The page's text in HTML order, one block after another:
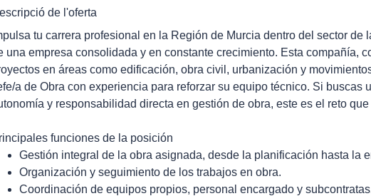
de l'oferta
tu carrera profesional en la Región de Murcia dentro del sector de
una empresa consolidada y en constante crecimiento. Esta compañía,
en áreas como edificación, obra civil, urbanización y
a de Obra con experiencia para reforzar su equipo técnico. Si buscas
y responsabilidad directa en gestión de obra, este es el reto
funciones de la posición
Gestión integral de la obra asignada, desde la planificación hasta la
Organización y seguimiento de los trabajos en obra.
Coordinación de equipos propios, personal encargado y